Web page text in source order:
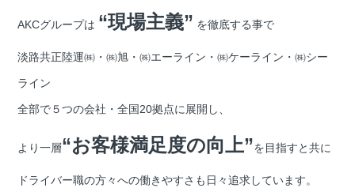
AKCグループは “現場主義” を徹底する事で
淡路共正陸運㈱・㈱旭・㈱エーライン・㈱ケーライン・㈱シー
ライン
全部で５つの会社・全国20拠点に展開し、
より一層“お客様満足度の向上”を目指すと共に
ドライバー職の方々への働きやすさも日々追求しています。